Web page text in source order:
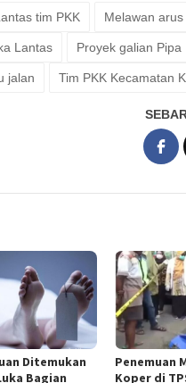
tim PKK Melawan arus
Lantas Proyek galian Pipa
jalan Tim PKK Kecamatan
Ditemukan
Bagian
Penemuan
Koper di